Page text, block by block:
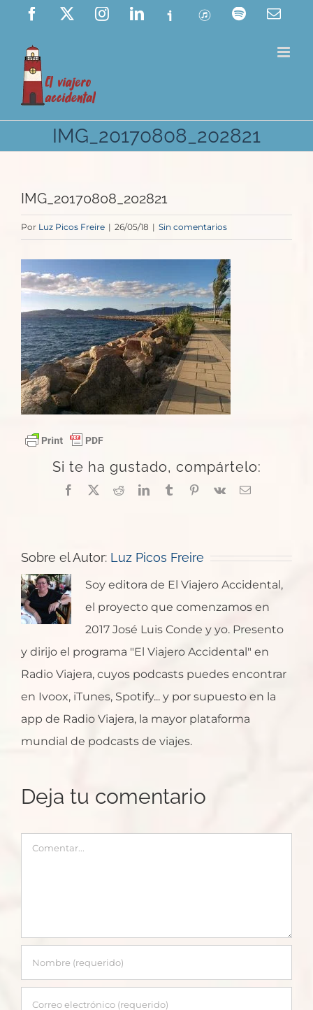
Saltar
contenido
Facebook InstagramLinkedIn
Ivoox ITunes Spotify
IMG_20170808_202821
IMG_20170808_202821
Por Luz Picos Freire | 26/05/18 | Sin comentarios
Si te ha gustado, compártelo:
Facebook
X RedditLinkedInTumblrPinterest
Vk
Correo
Sobre el Autor: Luz Picos Freire
Soy editora de El Viajero Accidental,
el proyecto que comenzamos en
2017 José Luis Conde y yo. Presento
y dirijo el programa "El Viajero Accidental" en
Radio Viajera, cuyos podcasts puedes encontrar
en Ivoox, iTunes, Spotify... y por supuesto en la
app de Radio Viajera, la mayor plataforma
mundial de podcasts de viajes.
Deja tu comentario
Comentar